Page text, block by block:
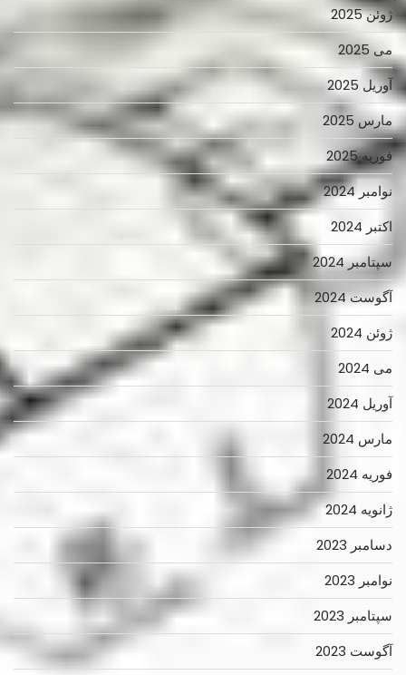
ژوئن 2025
می 2025
آوریل 2025
مارس 2025
فوریه 2025
نوامبر 2024
اکتبر 2024
سپتامبر 2024
آگوست 2024
ژوئن 2024
می 2024
آوریل 2024
مارس 2024
فوریه 2024
ژانویه 2024
دسامبر 2023
نوامبر 2023
سپتامبر 2023
آگوست 2023